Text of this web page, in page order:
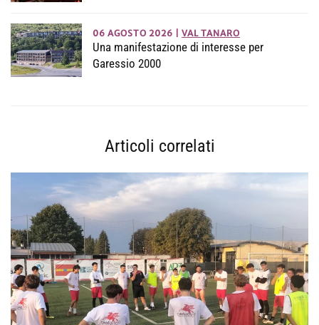
06 AGOSTO 2026 VAL TANARO
Una manifestazione di interesse per
Garessio 2000
Articoli correlati